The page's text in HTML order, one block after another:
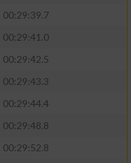
00:29:39.7
00:29:41.0
00:29:42.5
00:29:43.3
00:29:44.4
00:29:48.8
00:29:52.8